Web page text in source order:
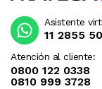
Atención al cliente:
0800 122 0338
0810 999 3728
Asistente
11 2855